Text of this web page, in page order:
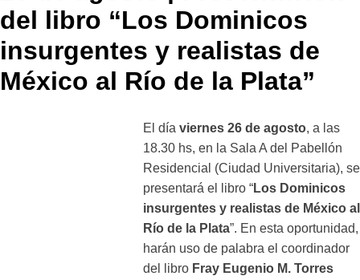
del libro “Los Dominicos
insurgentes y realistas de
México al Río de la Plata”
El día viernes 26 de agosto, a las
18.30 hs, en la Sala A del Pabellón
Residencial (Ciudad Universitaria), se
presentará el libro “Los Dominicos
insurgentes y realistas de México al
Río de la Plata”. En esta oportunidad,
harán uso de palabra el coordinador
del libro Fray Eugenio M. Torres